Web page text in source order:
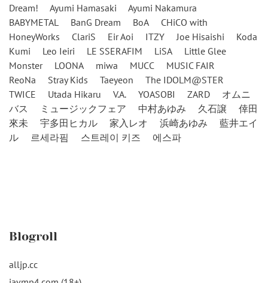
Dream!
Ayumi Hamasaki
Ayumi Nakamura
BABYMETAL
BanG Dream BoA
CHiCO with
HoneyWorks
ClariS Eir Aoi ITZY Joe Hisaishi
Koda
Kumi
Leo Ieiri LE SSERAFIM LiSA
Little Glee
Monster
LOONA miwa MUCC
MUSIC FAIR
ReoNa
Stray Kids Taeyeon
The IDOLM@STER
TWICE
Utada Hikaru V.A. YOASOBI ZARD
オムニ
バス
ミュージックフェア 中村あゆみ 久石譲
倖田
來未
宇多田ヒカル 家入レオ 浜崎あゆみ
藍井エイ
ル
르세라핌 스트레이 키즈 에스파
Blogroll
alljp.cc